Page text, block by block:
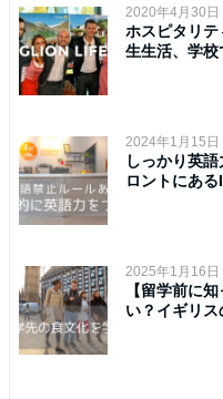
2020年4月30日
ホスピタリ
生生活、学校
2024年1月15日
しっかり英
ロントにある
2025年1月16日
【留学前に
い？イギリス